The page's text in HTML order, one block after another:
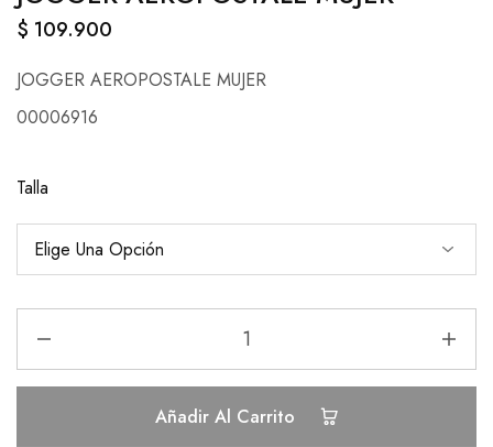
$ 109.900
JOGGER AEROPOSTALE MUJER
00006916
Talla
Añadir Al Carrito